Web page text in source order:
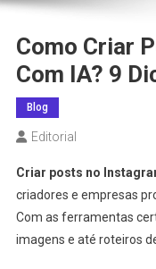
Como Criar
Com IA? 9
Blog
Editorial
Criar posts no
criadores e empresas
Com as ferramentas
imagens e até roteiros